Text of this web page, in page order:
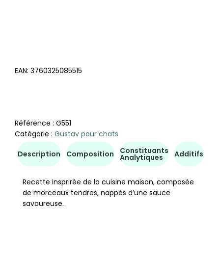
EAN: 3760325085515
Référence : G551
Catégorie : Gustav pour chats
Description Composition Constituants
Analytiques Additifs
Recette insprirée de la cuisine maison, composée
de morceaux tendres, nappés d’une sauce
savoureuse.